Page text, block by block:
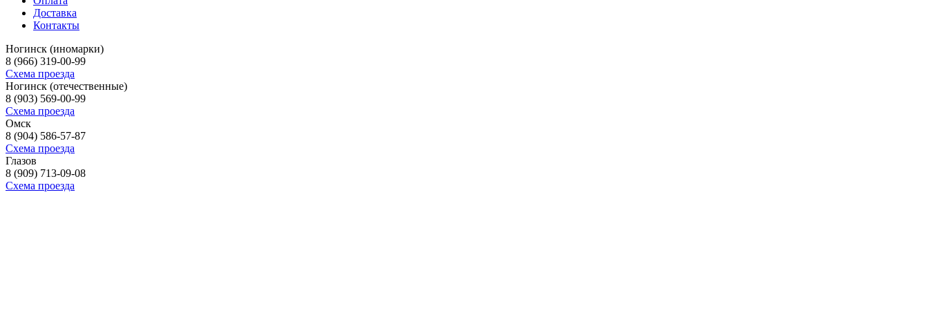
Доставка
Контакты
Ногинск (иномарки)
8 (966) 319-00-99
Схема проезда
Ногинск (отечественные)
8 (903) 569-00-99
Схема проезда
Омск
8 (904) 586-57-87
Схема проезда
Глазов
8 (909) 713-09-08
Схема проезда